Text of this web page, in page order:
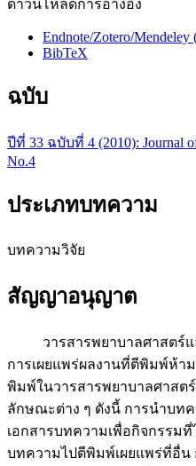
ดาวน์โหลดการอ้างอิง
Endnote/Zotero/Mendeley
BibTeX
ฉบับ
ปีที่ 33 ฉบับที่ 4 (2010): Journal
No.4
ประเภทบทความ
บทความวิจัย
สัญญาอนุญาต
วารสารพยาบาลศาสตร์แล
การเผยแพร่ผลงานที่ตีพิมพ์ห้า
พิมพ์ในวารสารพยาบาลศาสต
ลักษณะต่าง ๆ ดังนี้ การนำบท
เอกสารบทความเพื่อกิจกรรม
บทความไปตีพิมพ์เผยแพร่ที่อื่น